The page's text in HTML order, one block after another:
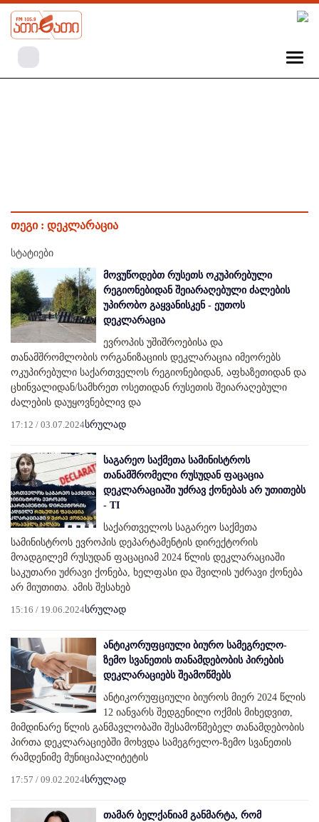
თეგი : დეკლარაცია
სტატიები
მოვუწოდებთ რუსეთს ოკუპირებული
რეგიონებიდან შეიარაღებული ძალების
უპირობო გაყვანისკენ - ეუთოს
დეკლარაცია
ევროპის უშიშროებისა და
თანამშრომლობის ორგანიზაციის დეკლარაცია იმეორებს
ოკუპირებული საქართველოს რეგიონებიდან, აფხაზეთიდან და
ცხინვალიდან/სამხრეთ ოსეთიდან რუსეთის შეიარაღებული
ძალების დაუყოვნებლივ და
17:12 / 03.07.2024სრულად
საგარეო საქმეთა სამინისტროს
თანამშრომელი რუსუდან ფაცაცია
დეკლარაციაში უძრავ ქონებას არ უთითებს
- TI
საქართველოს საგარეო საქმეთა
სამინისტროს ევროპის დეპარტამენტის დირექტორის
მოადგილემ რუსუდან ფაცაციამ 2024 წლის დეკლარაციაში
საკუთარი უძრავი ქონება, ხელფასი და შვილის უძრავი ქონება
არ მიუთითა. ამის შესახებ
15:16 / 19.06.2024სრულად
ანტიკორუფციული ბიურო სამეგრელო-
ზემო სვანეთის თანამდებობის პირების
დეკლარაციებს შეამოწმებს
ანტიკორუფციული ბიუროს მიერ 2024 წლის
12 იანვარს შედგენილი ოქმის მიხედვით,
მიმდინარე წლის განმავლობაში შესამოწმებელ თანამდებობის
პირთა დეკლარაციებში მოხვდა სამეგრელო-ზემო სვანეთის
რამდენიმე მუნიციპალიტეტის
17:57 / 09.02.2024სრულად
თამარ ბელქანიამ განმარტა, რომ